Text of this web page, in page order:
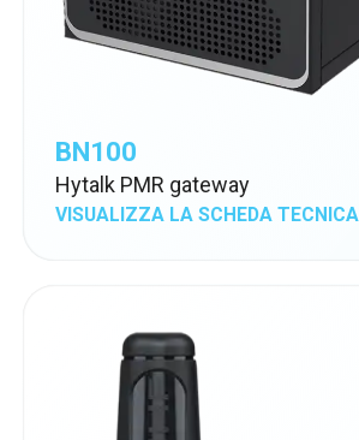
BN100
Hytalk PMR gateway
VISUALIZZA LA SCHEDA TECNICA